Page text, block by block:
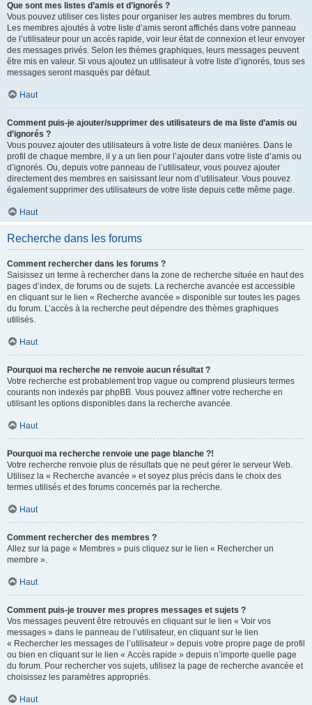
Que sont mes listes d’amis et d’ignorés ?
Vous pouvez utiliser ces listes pour organiser les autres membres du forum.
Les membres ajoutés à votre liste d’amis seront affichés dans votre panneau
de l’utilisateur pour un accès rapide, voir leur état de connexion et leur envoyer
des messages privés. Selon les thèmes graphiques, leurs messages peuvent
être mis en valeur. Si vous ajoutez un utilisateur à votre liste d’ignorés, tous ses
messages seront masqués par défaut.
Haut
Comment puis-je ajouter/supprimer des utilisateurs de ma liste d’amis ou
d’ignorés ?
Vous pouvez ajouter des utilisateurs à votre liste de deux manières. Dans le
profil de chaque membre, il y a un lien pour l’ajouter dans votre liste d’amis ou
d’ignorés. Ou, depuis votre panneau de l’utilisateur, vous pouvez ajouter
directement des membres en saisissant leur nom d’utilisateur. Vous pouvez
également supprimer des utilisateurs de votre liste depuis cette même page.
Haut
Recherche dans les forums
Comment rechercher dans les forums ?
Saisissez un terme à rechercher dans la zone de recherche située en haut des
pages d’index, de forums ou de sujets. La recherche avancée est accessible
en cliquant sur le lien « Recherche avancée » disponible sur toutes les pages
du forum. L’accès à la recherche peut dépendre des thèmes graphiques
utilisés.
Haut
Pourquoi ma recherche ne renvoie aucun résultat ?
Votre recherche est probablement trop vague ou comprend plusieurs termes
courants non indexés par phpBB. Vous pouvez affiner votre recherche en
utilisant les options disponibles dans la recherche avancée.
Haut
Pourquoi ma recherche renvoie une page blanche ?!
Votre recherche renvoie plus de résultats que ne peut gérer le serveur Web.
Utilisez la « Recherche avancée » et soyez plus précis dans le choix des
termes utilisés et des forums concernés par la recherche.
Haut
Comment rechercher des membres ?
Allez sur la page « Membres » puis cliquez sur le lien « Rechercher un
membre ».
Haut
Comment puis-je trouver mes propres messages et sujets ?
Vos messages peuvent être retrouvés en cliquant sur le lien « Voir vos
messages » dans le panneau de l’utilisateur, en cliquant sur le lien
« Rechercher les messages de l’utilisateur » depuis votre propre page de profil
ou bien en cliquant sur le lien « Accès rapide » depuis n’importe quelle page
du forum. Pour rechercher vos sujets, utilisez la page de recherche avancée et
choisissez les paramètres appropriés.
Haut